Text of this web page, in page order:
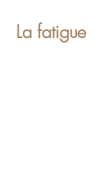
La fatigue